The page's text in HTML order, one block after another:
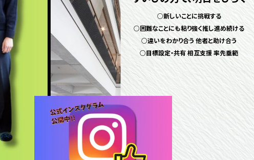
○新しいことに挑戦する
○困難なことにも粘り強く推し進め続ける
○違いをわかり合う 他者と助け合う
○目標設定・共有 相互支援 率先垂範